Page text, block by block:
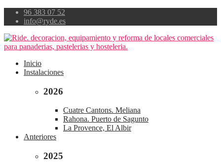
96 383 07 52
info@ryde.es
Inicio
Instalaciones
2026
Cuatre Cantons. Meliana
Rahona. Puerto de Sagunto
La Provence, El Albir
Anteriores
2025